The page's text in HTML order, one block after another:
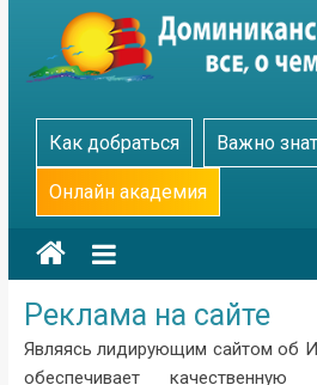
content
Go
Dominicana
Как добраться Важно
Онлайн академия
Реклама на сайте
Являясь лидирующим сайтом об
обеспечивает